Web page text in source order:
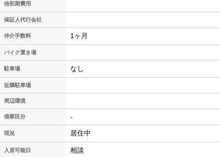
他初期費用
保証人代行会社
仲介手数料 1ヶ月
バイク置き場
駐車場 なし
近隣駐車場
周辺環境
借家区分 -
現況 居住中
入居可能日 相談